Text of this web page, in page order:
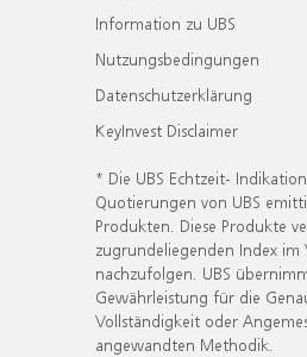
Information zu UBS
Nutzungsbedingungen
Datenschutzerklärung
KeyInvest Disclaimer
* Die UBS Echtzeit-
Quotierungen von UBS
Produkten. Diese Produkte
zugrundeliegenden Index im
nachzufolgen. UBS
Gewährleistung für die
Vollständigkeit oder
angewandten Methodik.